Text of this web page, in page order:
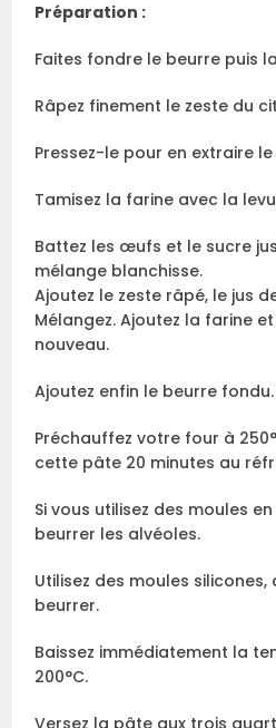
Préparation :
Faites fondre le beurre puis
Râpez finement le zeste du
Pressez-le pour en extraire le
Tamisez la farine avec la
Battez les œufs et le sucre
mélange blanchisse.
Ajoutez le zeste râpé, le jus
Mélangez. Ajoutez la farine
nouveau.
Ajoutez enfin le beurre fondu.
Préchauffez votre four à
cette pâte 20 minutes au
Si vous utilisez des moules
beurrer les alvéoles.
Utilisez des moules
beurrer.
Baissez immédiatement la
200°C.